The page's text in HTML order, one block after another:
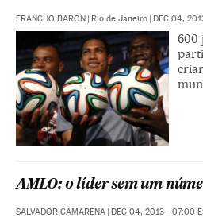
FRANCHO BARÓN | Rio de Janeiro | DEC 04,
600
AMLO: o líder sem um
SALVADOR CAMARENA | DEC 04, 2013 - 07:00